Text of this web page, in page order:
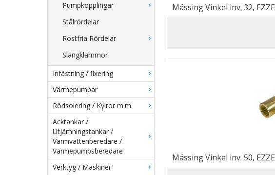
Pumpkopplingar
Stålrördelar
Rostfria Rördelar
Slangklämmor
Infästning / fixering
Värmepumpar
Rörisolering / Kylrör m.m.
Acktankar /
Utjämningstankar /
Varmvattenberedare /
Värmepumpsberedare
Verktyg / Maskiner
Mässing Vinkel inv. 32, EZZE
Mässing Vinkel inv. 50, EZZE